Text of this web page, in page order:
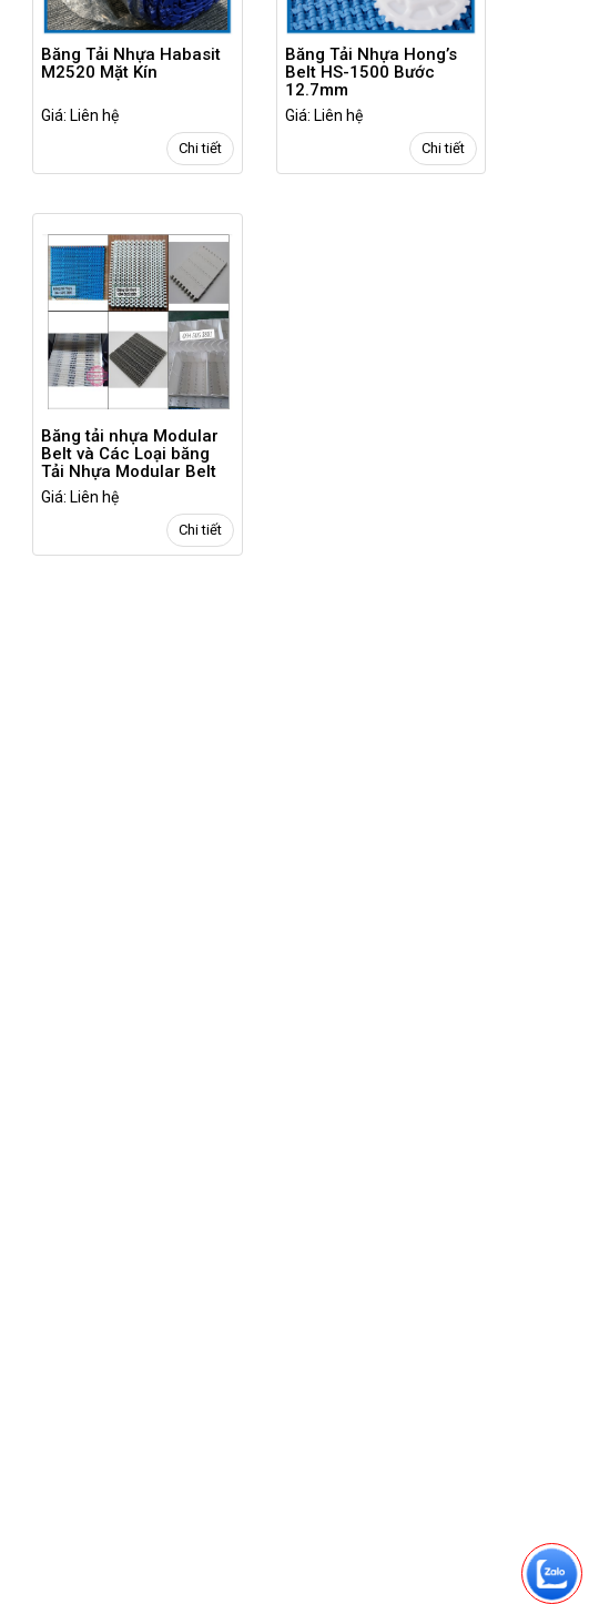
Băng Tải Nhựa Habasit
M2520 Mặt Kín
Giá: Liên hệ
Chi tiết
Băng Tải Nhựa Hong’s
Belt HS-1500 Bước
12.7mm
Giá: Liên hệ
Chi tiết
Băng tải nhựa Modular
Belt và Các Loại băng
Tải Nhựa Modular Belt
thường dùng
Giá: Liên hệ
Chi tiết